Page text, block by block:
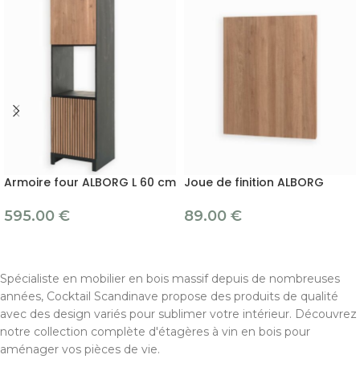
Armoire four ALBORG L 60 cm
595.00 €
Joue de finition ALBORG
89.00 €
Spécialiste en mobilier en bois massif depuis de nombreuses
années, Cocktail Scandinave propose des produits de qualité
avec des design variés pour sublimer votre intérieur. Découvrez
notre collection complète d'étagères à vin en bois pour
aménager vos pièces de vie.